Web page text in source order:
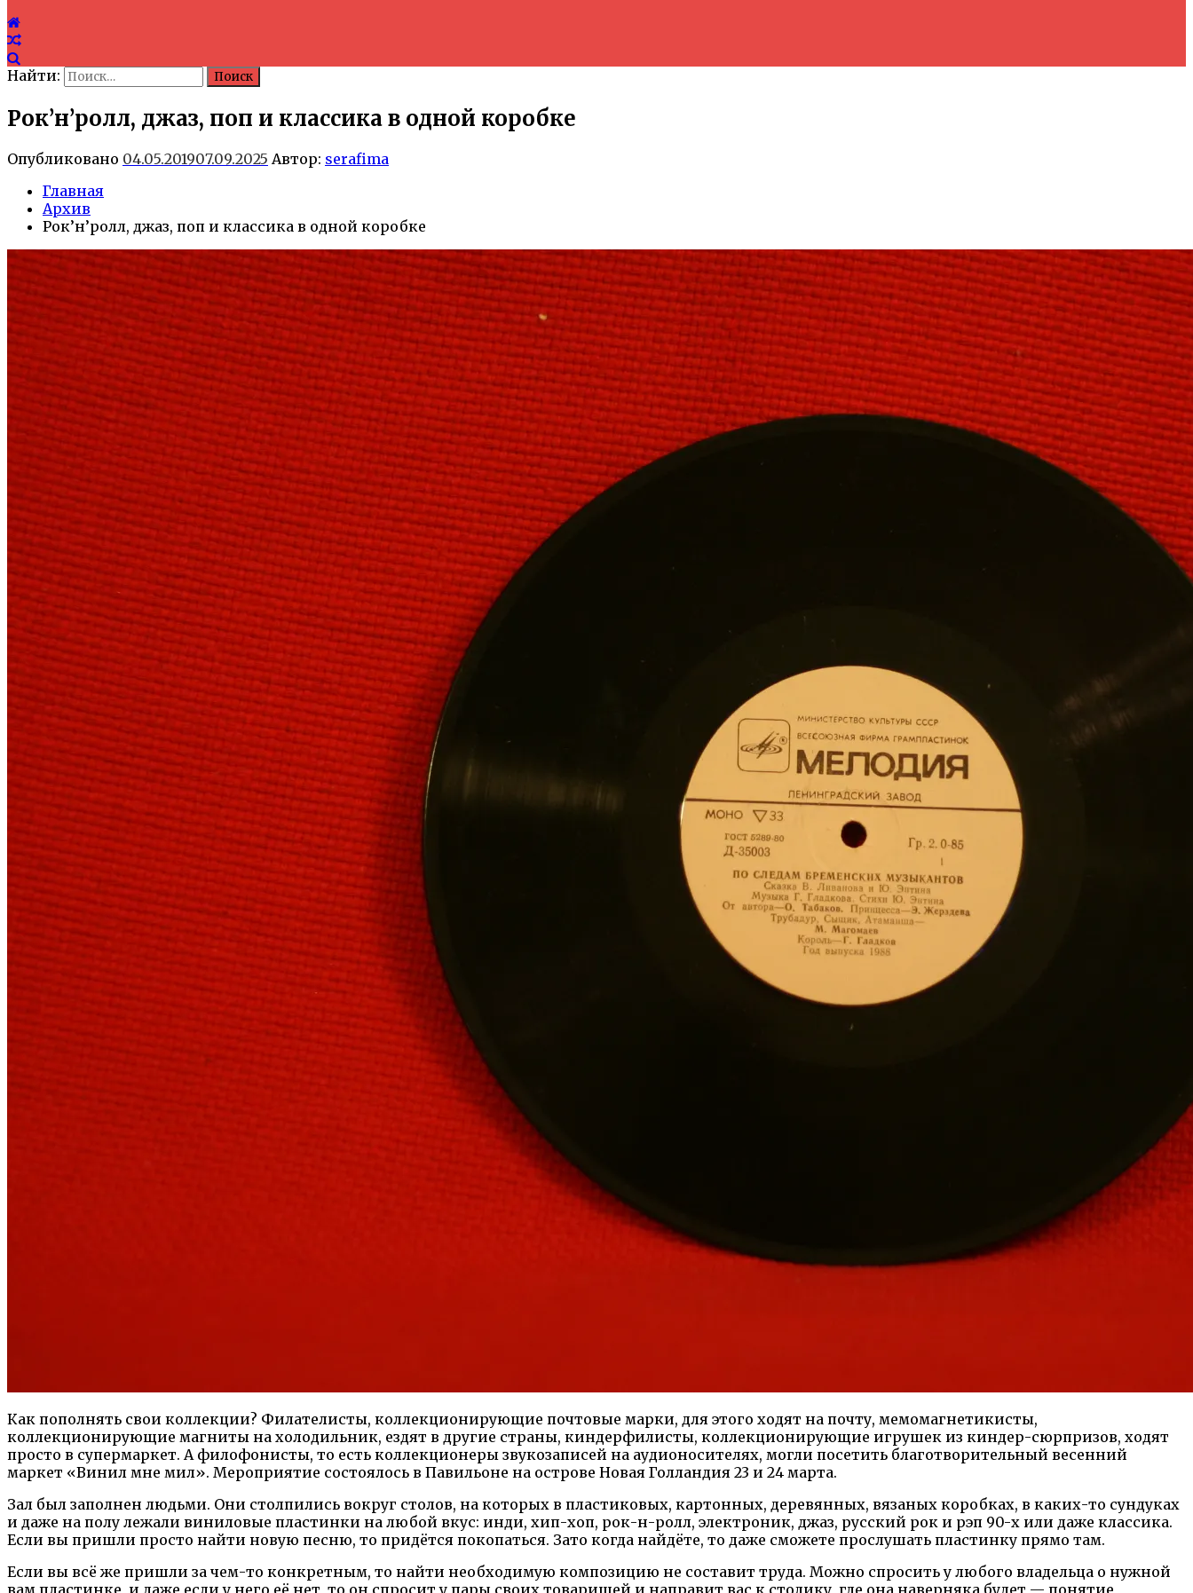
Найти:
Рок’н’ролл, джаз, поп и классика в одной коробке
Опубликовано 04.05.201907.09.2025 Автор: serafima
Главная
Архив
Рок’н’ролл, джаз, поп и классика в одной коробке
Как пополнять свои коллекции? Филателисты, коллекционирующие почтовые марки, для этого ходят на почту, мемомагнетикисты,
коллекционирующие магниты на холодильник, ездят в другие страны, киндерфилисты, коллекционирующие игрушек из киндер-сюрпризов, ходят
просто в супермаркет. А филофонисты, то есть коллекционеры звукозаписей на аудионосителях, могли посетить благотворительный весенний
маркет «Винил мне мил». Мероприятие состоялось в Павильоне на острове Новая Голландия 23 и 24 марта.
Зал был заполнен людьми. Они столпились вокруг столов, на которых в пластиковых, картонных, деревянных, вязаных коробках, в каких-то сундуках
и даже на полу лежали виниловые пластинки на любой вкус: инди, хип-хоп, рок-н-ролл, электроник, джаз, русский рок и рэп 90-х или даже классика.
Если вы пришли просто найти новую песню, то придётся покопаться. Зато когда найдёте, то даже сможете прослушать пластинку прямо там.
Если вы всё же пришли за чем-то конкретным, то найти необходимую композицию не составит труда. Можно спросить у любого владельца о нужной
вам пластинке, и даже если у него её нет, то он спросит у пары своих товарищей и направит вас к столику, где она наверняка будет — понятие